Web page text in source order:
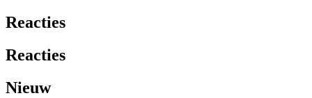
Reacties
Reacties
Nieuw